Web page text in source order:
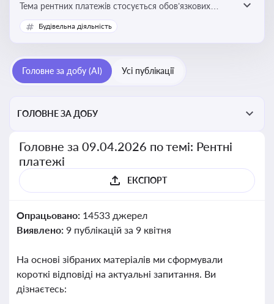
Тема рентних платежів стосується обов’язкових
податкових зборів, які сплачуються за користування
природними ресурсами — надрами, водою, лісами
Будівельна діяльність
Головне за добу (AI) Усі публікації
ГОЛОВНЕ ЗА ДОБУ
Головне за 09.04.2026 по темі: Рентні
платежі
ЕКСПОРТ
Опрацьовано: 14533 джерел
Виявлено: 9 публікацій за 9 квітня
На основі зібраних матеріалів ми сформували
короткі відповіді на актуальні запитання. Ви
дізнаєтесь: